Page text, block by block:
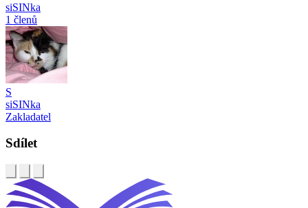
siSINka
1 členů
S
siSINka
Zakladatel
Sdílet